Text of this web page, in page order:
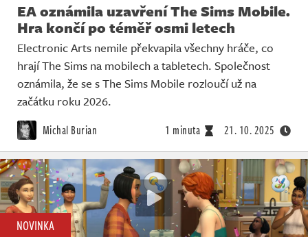
EA oznámila uzavření The Sims Mobile.
Hra končí po téměř osmi letech
Electronic Arts nemile překvapila všechny hráče, co
hrají The Sims na mobilech a tabletech. Společnost
oznámila, že se s The Sims Mobile rozloučí už na
začátku roku 2026.
Michal Burian 1 minuta 21. 10. 2025
NOVINKA